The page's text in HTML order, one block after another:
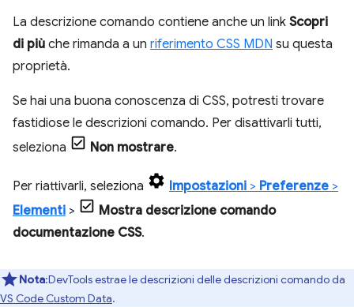
La descrizione comando contiene anche un link Scopri
di più che rimanda a un riferimento CSS MDN su questa
proprietà.
Se hai una buona conoscenza di CSS, potresti trovare
fastidiose le descrizioni comando. Per disattivarli tutti,
seleziona
Non mostrare.
Per riattivarli, seleziona Impostazioni > Preferenze >
Elementi >
Mostra descrizione comando
documentazione CSS.
Nota:DevTools estrae le descrizioni delle descrizioni comando da
VS Code Custom Data.